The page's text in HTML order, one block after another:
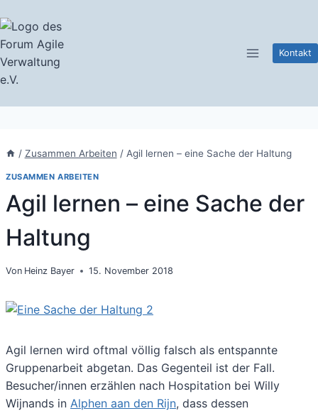
Inhalt
springen
Kontakt
/ Zusammen Arbeiten / Agil lernen – eine Sache der Haltung
ZUSAMMEN ARBEITEN
Agil lernen – eine Sache der
Haltung
Von Heinz Bayer 15. November 2018
Agil lernen wird oftmal völlig falsch als entspannte
Gruppenarbeit abgetan. Das Gegenteil ist der Fall.
Besucher/innen erzählen nach Hospitation bei Willy
Wijnands in Alphen aan den Rijn, dass dessen